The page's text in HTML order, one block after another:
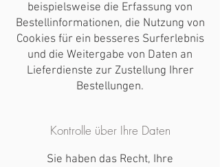
beispielsweise die Erfassung von
Bestellinformationen, die Nutzung von
Cookies für ein besseres Surferlebnis
und die Weitergabe von Daten an
Lieferdienste zur Zustellung Ihrer
Bestellungen.
Kontrolle über Ihre Daten
Sie haben das Recht, Ihre